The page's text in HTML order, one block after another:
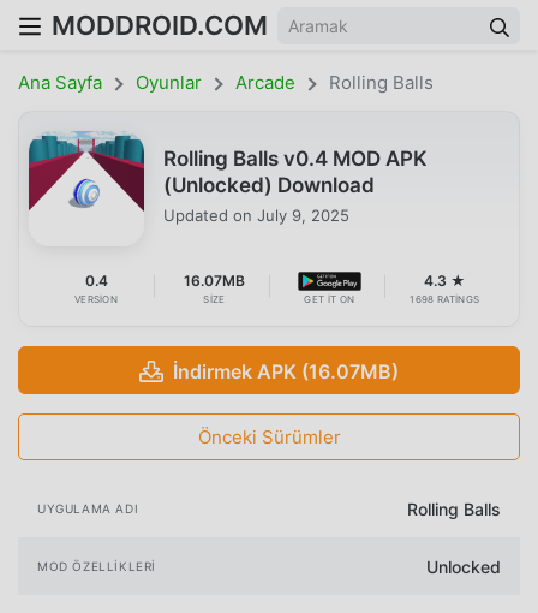
MODDROID.COM
Ana Sayfa Oyunlar Arcade Rolling Balls
Rolling Balls v0.4 MOD APK
(Unlocked) Download
Updated on July 9, 2025
0.4
VERSION
16.07MB
SIZE GET IT ON
4.3 ★
1698 RATINGS
İndirmek APK (16.07MB)
Önceki Sürümler
UYGULAMA ADI Rolling Balls
MOD ÖZELLIKLERI Unlocked